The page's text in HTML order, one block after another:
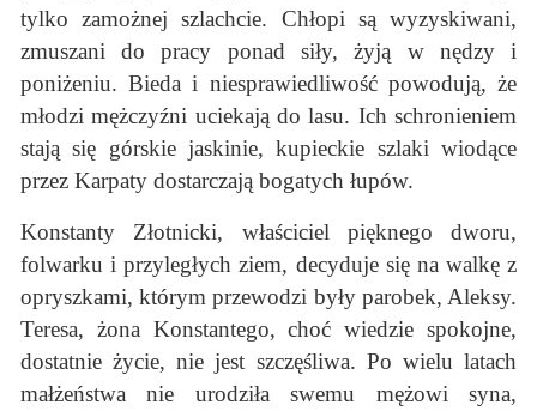
tylko zamożnej szlachcie. Chłopi są wyzyskiwani,
zmuszani do pracy ponad siły, żyją w nędzy i
poniżeniu. Bieda i niesprawiedliwość powodują, że
młodzi mężczyźni uciekają do lasu. Ich schronieniem
stają się górskie jaskinie, kupieckie szlaki wiodące
przez Karpaty dostarczają bogatych łupów.
Konstanty Złotnicki, właściciel pięknego dworu,
folwarku i przyległych ziem, decyduje się na walkę z
opryszkami, którym przewodzi były parobek, Aleksy.
Teresa, żona Konstantego, choć wiedzie spokojne,
dostatnie życie, nie jest szczęśliwa. Po wielu latach
małżeństwa nie urodziła swemu mężowi syna,